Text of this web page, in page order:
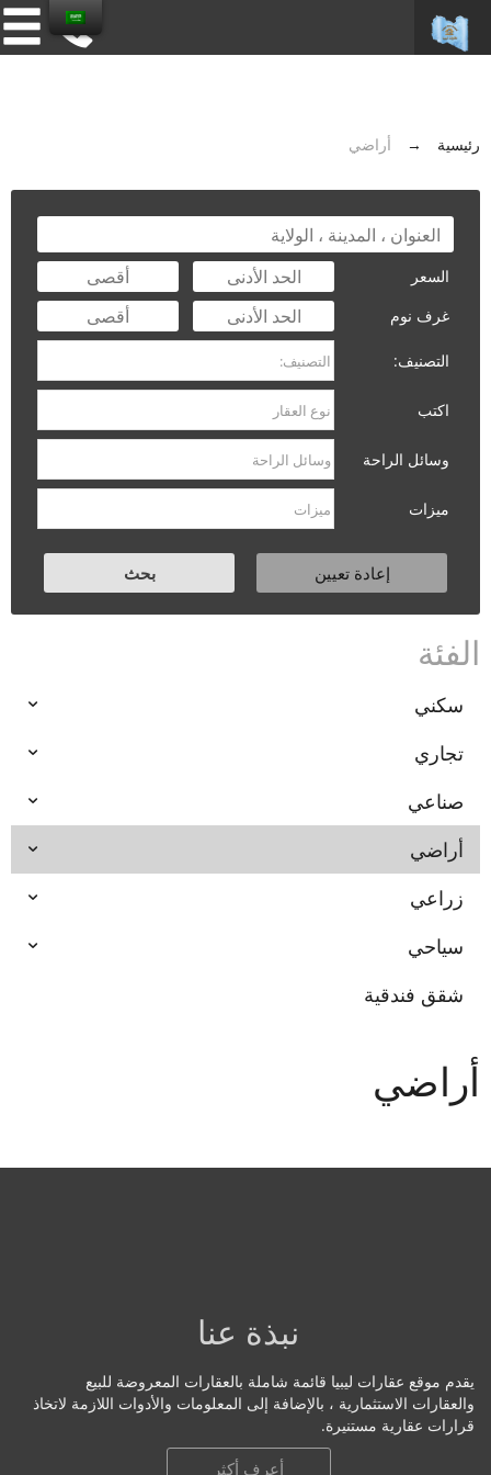
رئيسية → أراضي
السعر
غرف نوم
التصنيف:
اكتب
وسائل الراحة
ميزات
الفئة
سكني
تجاري
صناعي
أراضي
زراعي
سياحي
شقق فندقية
أراضي
نبذة عنا
يقدم موقع عقارات ليبيا قائمة شاملة بالعقارات المعروضة للبيع
والعقارات الاستثمارية ، بالإضافة إلى المعلومات والأدوات اللازمة لاتخاذ
قرارات عقارية مستنيرة.
أعرف أكثر